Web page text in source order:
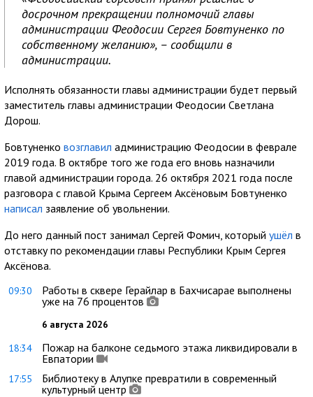
досрочном прекращении полномочий главы
администрации Феодосии Сергея Бовтуненко по
собственному желанию», – сообщили в
администрации.
Исполнять обязанности главы администрации будет первый
заместитель главы администрации Феодосии Светлана
Дорош.
Бовтуненко возглавил администрацию Феодосии в феврале
2019 года. В октябре того же года его вновь назначили
главой администрации города. 26 октября 2021 года после
разговора с главой Крыма Сергеем Аксёновым Бовтуненко
написал заявление об увольнении.
До него данный пост занимал Сергей Фомич, который ушёл в
отставку по рекомендации главы Республики Крым Сергея
Аксёнова.
09:30
Работы в сквере Герайлар в Бахчисарае выполнены
уже на 76 процентов
6 августа 2026
18:34
Пожар на балконе седьмого этажа ликвидировали в
Евпатории
17:55
Библиотеку в Алупке превратили в современный
культурный центр